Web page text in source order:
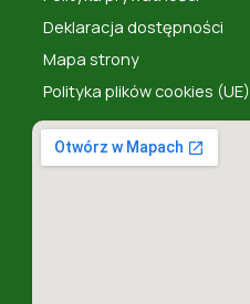
Deklaracja dostępności
Mapa strony
Polityka plików cookies (UE)